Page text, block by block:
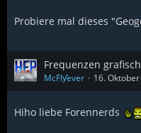
Probiere mal dieses
Frequenzen
McFlƴeѵer 16.
Hiho liebe Forennerds